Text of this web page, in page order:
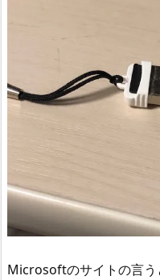
Microsoftのサイトの言